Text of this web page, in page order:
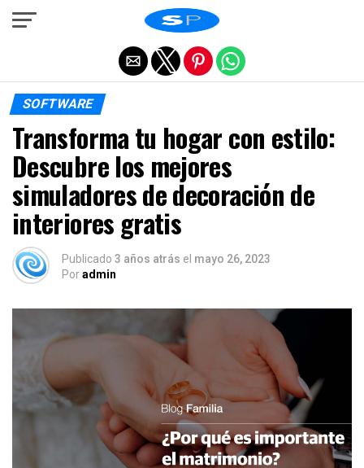
SOFTWARE
Transforma tu hogar con estilo:
Descubre los mejores
simuladores de decoración de
interiores gratis
Publicado 3 años atrás el mayo 26, 2023
Poradmin
Salir de la versión móvil